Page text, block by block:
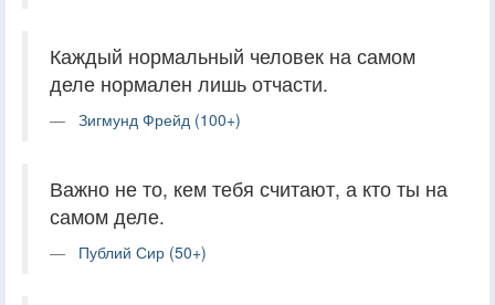
Каждый нормальный человек на самом
деле нормален лишь отчасти.
Зигмунд Фрейд (100+)
Важно не то, кем тебя считают, а кто ты на
самом деле.
Публий Сир (50+)